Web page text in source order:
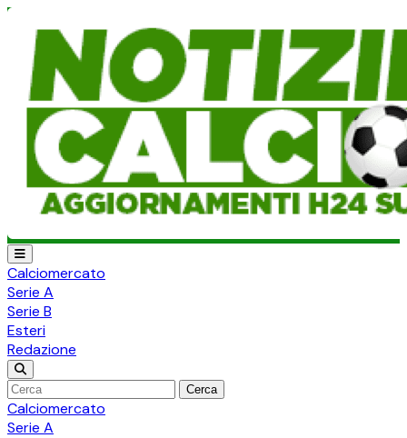
Calciomercato
Serie A
Serie B
Esteri
Redazione
Cerca
Calciomercato
Serie A